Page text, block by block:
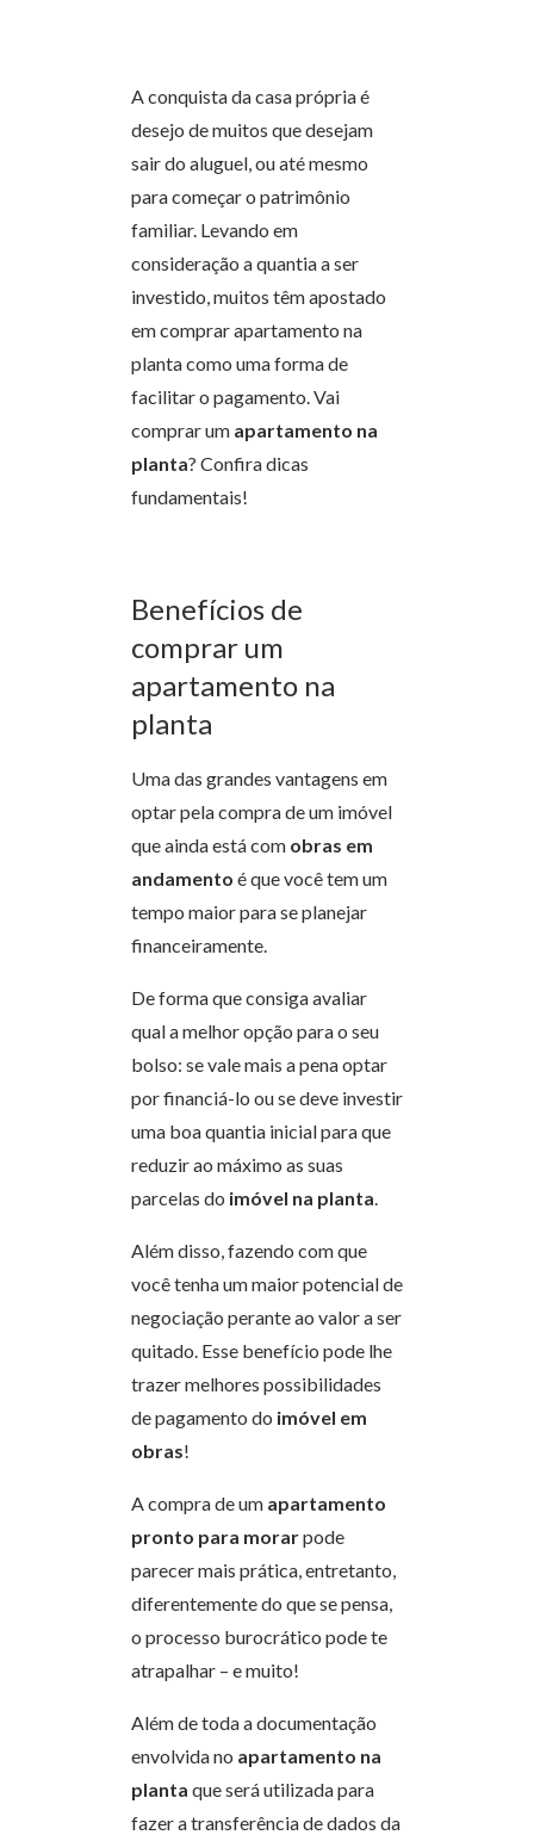
A conquista da casa própria é
desejo de muitos que desejam
sair do aluguel, ou até mesmo
para começar o patrimônio
familiar. Levando em
consideração a quantia a ser
investido, muitos têm apostado
em comprar apartamento na
planta como uma forma de
facilitar o pagamento. Vai
comprar um apartamento na
planta? Confira dicas
fundamentais!
Benefícios de
comprar um
apartamento na
planta
Uma das grandes vantagens em
optar pela compra de um imóvel
que ainda está com obras em
andamento é que você tem um
tempo maior para se planejar
financeiramente.
De forma que consiga avaliar
qual a melhor opção para o seu
bolso: se vale mais a pena optar
por financiá-lo ou se deve investir
uma boa quantia inicial para que
reduzir ao máximo as suas
parcelas do imóvel na planta.
Além disso, fazendo com que
você tenha um maior potencial de
negociação perante ao valor a ser
quitado. Esse benefício pode lhe
trazer melhores possibilidades
de pagamento do imóvel em
obras!
A compra de um apartamento
pronto para morarpode
parecer mais prática, entretanto,
diferentemente do que se pensa,
o processo burocrático pode te
atrapalhar – e muito!
Além de toda a documentação
envolvida no apartamento na
planta que será utilizada para
fazer a transferência de dados da